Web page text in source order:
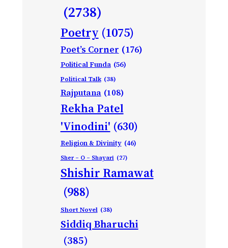
(2738)
Poetry (1075)
Poet’s Corner (176)
Political Funda (56)
Political Talk (38)
Rajputana (108)
Rekha Patel
'Vinodini' (630)
Religion & Divinity (46)
Sher – O – Shayari (27)
Shishir Ramawat
(988)
Short Novel (38)
Siddiq Bharuchi
(385)